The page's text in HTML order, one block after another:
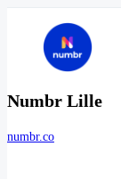
Numbr Lille
numbr.co